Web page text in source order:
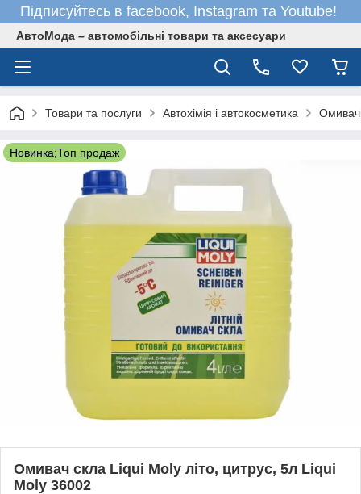
Підписуйтесь в facebook, Instagram та Youtube!
АвтоМода – автомобільні товари та аксесуари
Товари та послуги Автохімія і автокосметика
Новинка;Топ продаж
Омивач скла Liqui Moly літо, цитрус, 5л Liqui
Moly 36002